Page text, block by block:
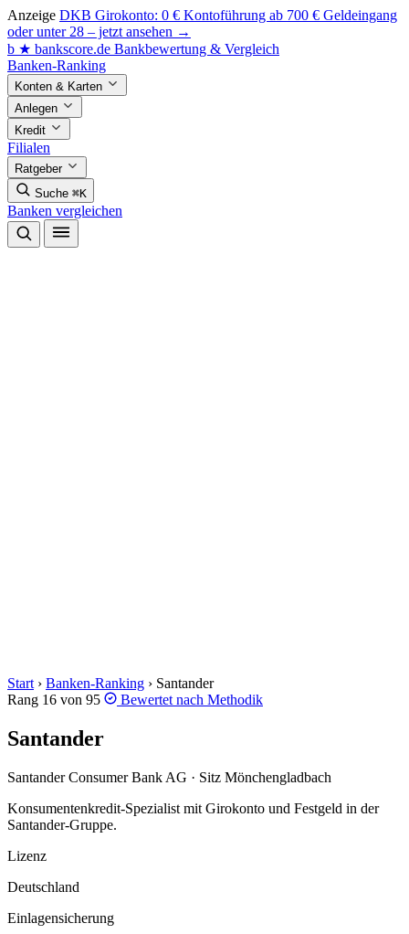
Anzeige DKB Girokonto: 0 € Kontoführung ab 700 € Geldeingang
oder unter 28 – jetzt ansehen →
b ★ bankscore.de Bankbewertung & Vergleich
Banken-Ranking
Konten & Karten
Anlegen
Kredit
Filialen
Ratgeber
Suche ⌘K
Banken vergleichen
Start › Banken-Ranking › Santander
Rang 16 von 95
Bewertet nach Methodik
Santander
Santander Consumer Bank AG · Sitz Mönchengladbach
Konsumentenkredit-Spezialist mit Girokonto und Festgeld in der
Santander-Gruppe.
Lizenz
Deutschland
Einlagensicherung